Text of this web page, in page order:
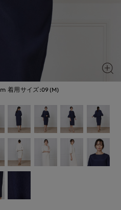
着用サイズ:09(M)